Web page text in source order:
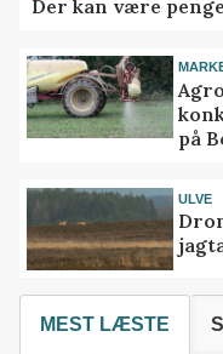
Der kan være
på
ULVE
MEST LÆSTE